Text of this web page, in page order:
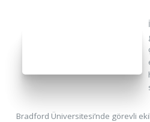
Bradford Üniversitesi’nde görevli